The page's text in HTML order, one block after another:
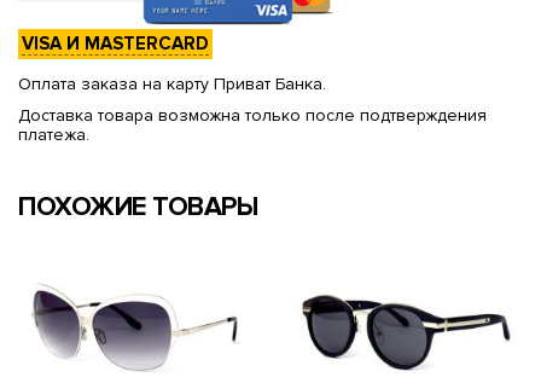
VISA И MASTERCARD
Оплата заказа на карту Приват Банка.
Доставка товара возможна только после подтверждения
платежа.
ПОХОЖИЕ ТОВАРЫ